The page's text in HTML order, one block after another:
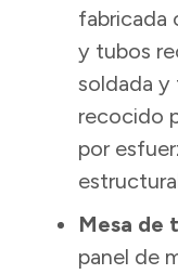
fabricada
y tubos
soldada
recocido
por
Mesa de
panel de